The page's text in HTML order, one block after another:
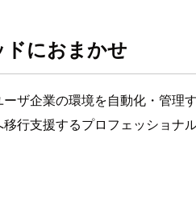
におまかせ
ザ企業の環境を自動化・管
行支援するプロフェッショナ